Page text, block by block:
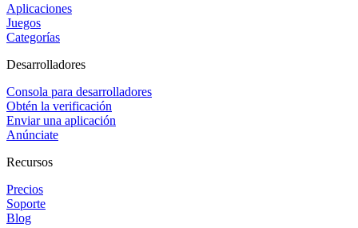
Aplicaciones
Juegos
Categorías
Desarrolladores
Consola para desarrolladores
Obtén la verificación
Enviar una aplicación
Anúnciate
Recursos
Precios
Soporte
Blog